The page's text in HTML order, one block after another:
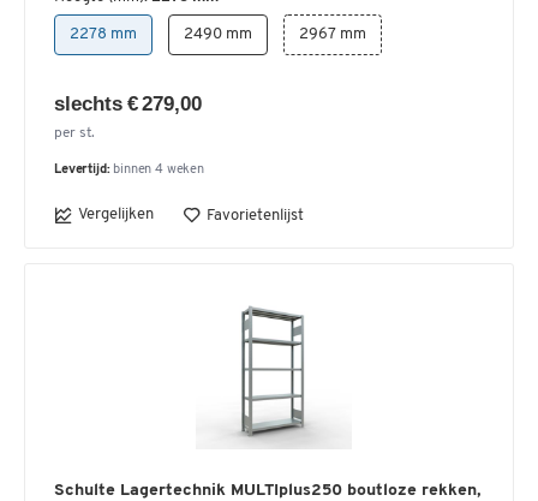
2278 mm 2490 mm 2967 mm
slechts € 279,00
per st.
Levertijd: binnen 4 weken
Vergelijken Favorietenlijst
Schulte Lagertechnik MULTIplus250 boutloze rekken,